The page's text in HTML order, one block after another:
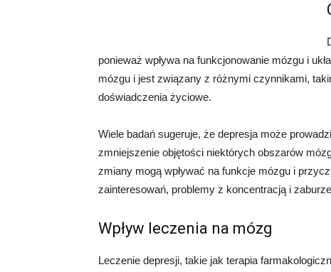
ponieważ wpływa na funkcjonowanie mózgu i
mózgu i jest związany z różnymi czynnikami,
doświadczenia życiowe.
Wiele badań sugeruje, że depresja może
zmniejszenie objętości niektórych obszarów
zmiany mogą wpływać na funkcje mózgu i
zainteresowań, problemy z koncentracją i
Wpływ leczenia na mózg
Leczenie depresji, takie jak terapia